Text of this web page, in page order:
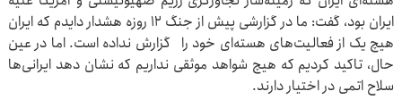
ایران بود، گفت: ما در گزارشی پیش از جنگ ۱۲ روزه هشدار دایدم که ایران
هیچ یک از فعالیت‌های هسته‌ای خود را گزارش نداده است. اما در عین
حال، تاکید کردیم که هیچ شواهد موثقی نداریم که نشان دهد ایرانی‌ها
سلاح اتمی در اختیار دارند.